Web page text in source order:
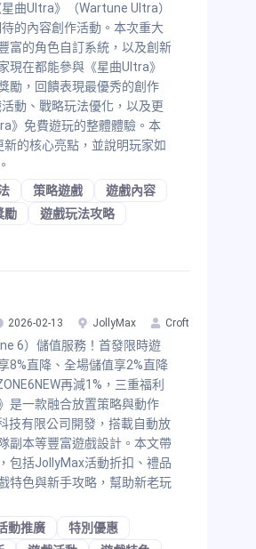
曲Ultra》（Wartune Ultra）
的內容創作活動。本次重大
富的角色自訂系統，以及創新
現在都能參與《星曲Ultra》
勵，回饋表現最優秀的創作
動、戰略玩法優化，以及更
》免費遊玩的整體體驗。本
的核心亮點，並說明玩家如
策略遊戲
遊戲內容
勵
遊戲玩法攻略
2026-02-13 JollyMax Croft
6）儲值服務！首發限時遊
8%直降、全場儲值享2%直降
再減1%，三重福利
是一款融合放置策略與動作
技有限公司開發，搭載自動放
副本等豐富遊戲設計。本文帶
包括JollyMax活動折扣、禮品
特色與新手攻略，幫助新老玩
動推廣
特別優惠